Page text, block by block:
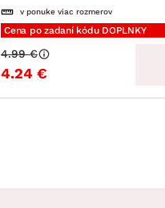
v ponuke viac rozmerov
Cena po zadaní kódu DOPLNKY
4.24 €
4.99 €